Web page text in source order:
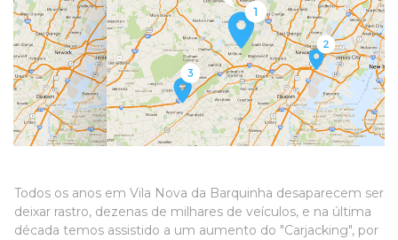
Todos os anos em Vila Nova da Barquinha desaparecem ser
deixar rastro, dezenas de milhares de veículos, e na última
década temos assistido a um aumento do "Carjacking", por